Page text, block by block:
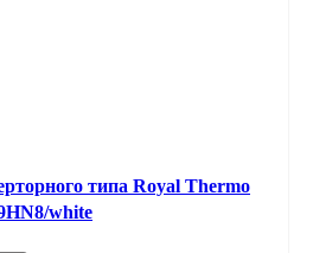
типа Royal Thermo
white